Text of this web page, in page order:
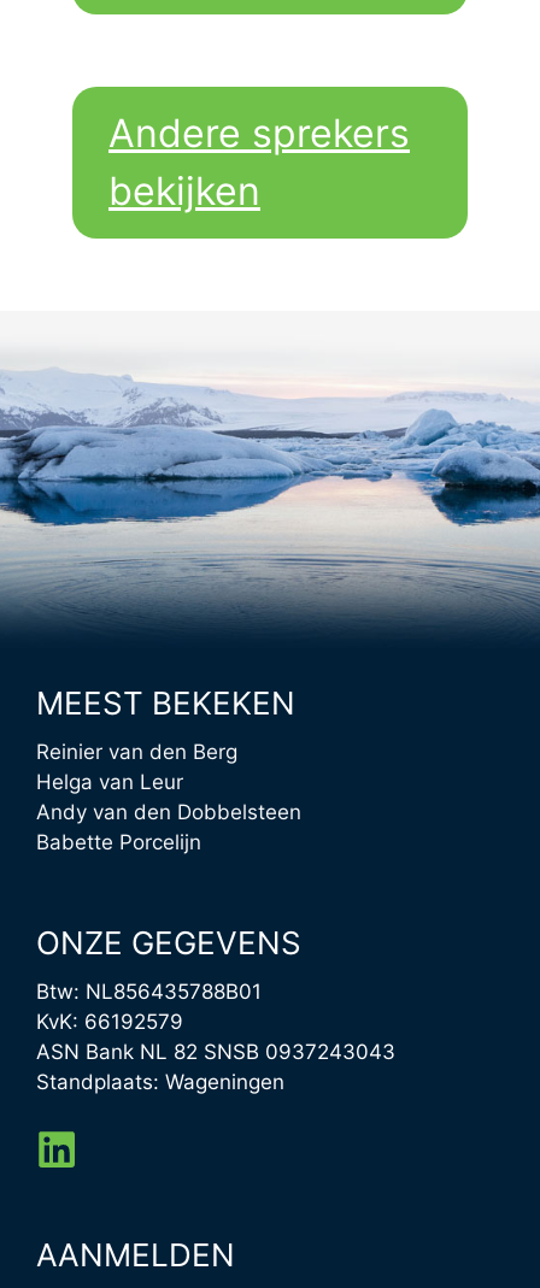
Andere sprekers
bekijken
MEEST BEKEKEN
Reinier van den Berg
Helga van Leur
Andy van den Dobbelsteen
Babette Porcelijn
ONZE GEGEVENS
Btw: NL856435788B01
KvK: 66192579
ASN Bank NL 82 SNSB 0937243043
Standplaats: Wageningen
AANMELDEN